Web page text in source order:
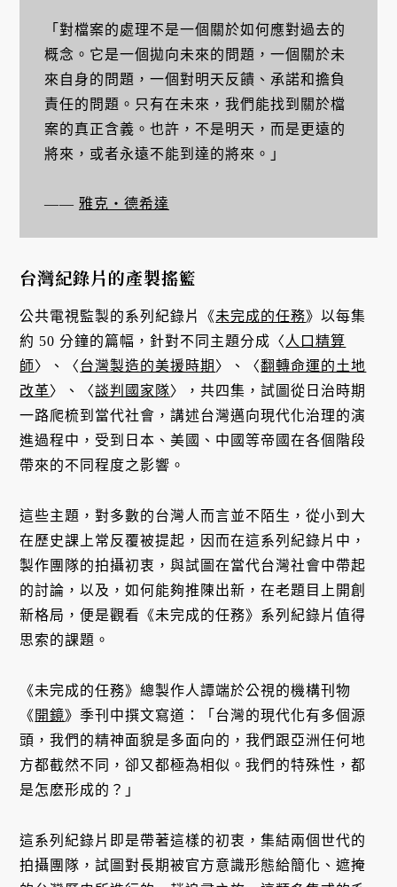
「對檔案的處理不是一個關於如何應對過去的
概念。它是一個拋向未來的問題，一個關於未
來自身的問題，一個對明天反饋、承諾和擔負
責任的問題。只有在未來，我們能找到關於檔
案的真正含義。也許，不是明天，而是更遠的
將來，或者永遠不能到達的將來。」
—— 雅克・德希達
台灣紀錄片的產製搖籃
公共電視監製的系列紀錄片《未完成的任務》以每集
約 50 分鐘的篇幅，針對不同主題分成〈 人口精算
師〉、〈台灣製造的美援時期 〉、〈翻轉命運的土地
改革〉、〈談判國家隊〉，共四集，試圖從日治時期
一路爬梳到當代社會，講述台灣邁向現代化治理的演
進過程中，受到日本、美國、中國等帝國在各個階段
帶來的不同程度之影響。
這些主題，對多數的台灣人而言並不陌生，從小到大
在歷史課上常反覆被提起，因而在這系列紀錄片中，
製作團隊的拍攝初衷，與試圖在當代台灣社會中帶起
的討論，以及，如何能夠推陳出新，在老題目上開創
新格局，便是觀看《未完成的任務》系列紀錄片值得
思索的課題。
《未完成的任務》總製作人譚端於公視的機構刊物
《 開鏡》季刊中撰文寫道：「台灣的現代化有多個源
頭，我們的精神面貌是多面向的，我們跟亞洲任何地
方都截然不同，卻又都極為相似。我們的特殊性，都
是怎麽形成的？」
這系列紀錄片即是帶著這樣的初衷，集結兩個世代的
拍攝團隊，試圖對長期被官方意識形態給簡化、遮掩